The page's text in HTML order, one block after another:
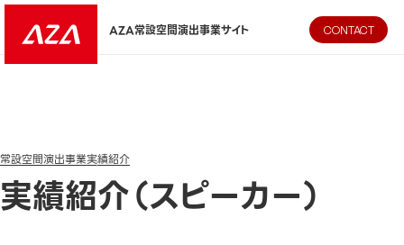
AZA CORPORATION（株式会社エージーエーコーポレーショ
AZA常設空間演出事業サイト CONTACT
常設空間演出事業実績紹介
実績紹介（スピーカー）